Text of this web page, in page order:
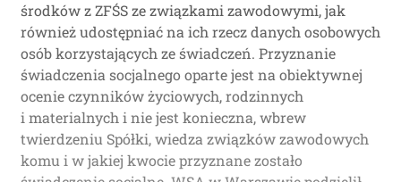
środków z ZFŚS ze związkami zawodowymi, jak
również udostępniać na ich rzecz danych osobowych
osób korzystających ze świadczeń. Przyznanie
świadczenia socjalnego oparte jest na obiektywnej
ocenie czynników życiowych, rodzinnych
i materialnych i nie jest konieczna, wbrew
twierdzeniu Spółki, wiedza związków zawodowych
komu i w jakiej kwocie przyznane zostało